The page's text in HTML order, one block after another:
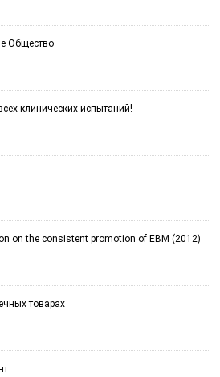
Общество
клинических испытаний!
on the consistent promotion of EBM (2012)
товарах